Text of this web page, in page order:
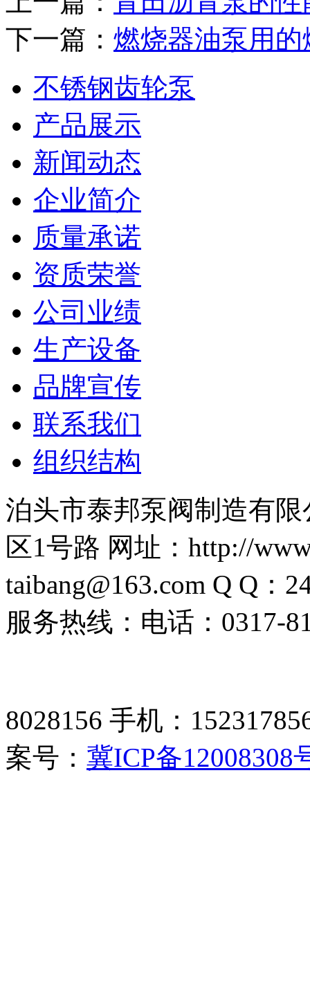
下一篇： 燃烧器油泵用
不锈钢齿轮泵
产品展示
新闻动态
企业简介
质量承诺
资质荣誉
公司业绩
生产设备
品牌宣传
联系我们
组织结构
泊头市泰邦泵阀制造有
区1号路 网址：http://
taibang@163.com Q Q：
服务热线：电话：0317-
8028156 手机：
案号： 冀ICP备12008308